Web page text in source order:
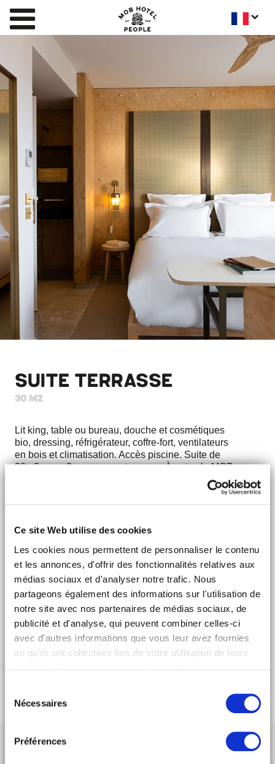
Ce site Web utilise des cookies
Les cookies nous permettent de personnaliser le contenu
et les annonces, d'offrir des fonctionnalités relatives aux
médias sociaux et d'analyser notre trafic. Nous
partageons également des informations sur l'utilisation de
notre site avec nos partenaires de médias sociaux, de
publicité et d'analyse, qui peuvent combiner celles-ci
avec d'autres informations que vous leur avez fournies
ou qu'ils ont collectées lors de votre utilisation de leurs
cliquant sur « tout autoriser » ; vous refusez ce dépôt de
cookies (sauf cookies nécessaires) en cliquant sur « tout
paramétrer vos choix en fonction de la finalité des
Nécessaires
Préférences
WIFI
KING SIZE BED
SUITE TERRASSE
30 m2
Lit king, table ou bureau, douche et cosmétiques
bio, dressing, réfrigérateur, coffre-fort, ventilateurs
en bois et climatisation. Accès piscine. Suite de
30m2, pour 2 personnes, terrasse. À noter, le MOB
a réhabilité un lieu existant, les superficies peuvent
VOIR LES TARIFS